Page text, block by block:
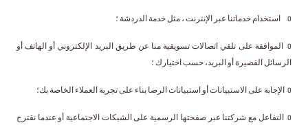
o استخدام خدماتنا عبر الإنترنت ، مثل خدمة الدردشة ؛
o الموافقة على تلقي اتصالات تسويقية منا عن طريق البريد الإلكتروني أو الهاتف أو
الرسائل القصيرة أو البريد، حسب اختيارك ؛
o الإجابة على الاستبيانات أو استبيانات الرضا بناء على تجربة العملاء الخاصة بك؛
o التفاعل مع شركتنا عبر صفحتها الرسمية على الشبكات الاجتماعية أو عندما نقترح